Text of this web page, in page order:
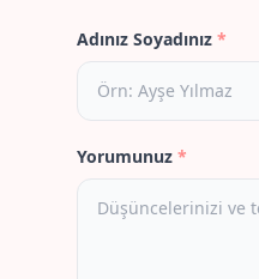
Adınız Soyadınız *
Yorumunuz *